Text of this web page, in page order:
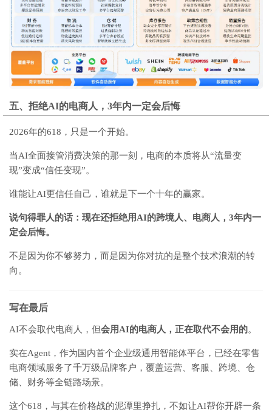
五、拒绝AI的电商人，3年内一定会后悔
2026年的618，只是一个开始。
当AI全面接管消费决策的那一刻，电商的本质将从“流量变
现”变成“信任变现”。
谁能让AI更信任自己，谁就是下一个十年的赢家。
说句得罪人的话：现在还拒绝用AI的跨境人、电商人，3年内一
定会后悔。
不是因为你不够努力，而是因为你对抗的是整个技术浪潮的转
向。
写在最后
AI不会取代电商人，但会用AI的电商人，正在取代不会用的。
实在Agent，作为国内首个企业级通用智能体平台，已经在零售
电商领域服务了千万级品牌客户，覆盖运营、客服、跨境、仓
储、财务等全链路场景。
这个618，与其在价格战的泥潭里挣扎，不如让AI帮你开辟一条